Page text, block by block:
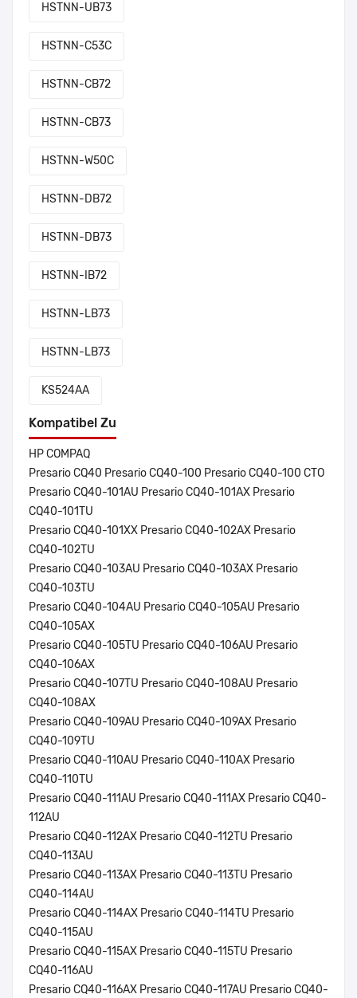
HSTNN-UB73
HSTNN-C53C
HSTNN-CB72
HSTNN-CB73
HSTNN-W50C
HSTNN-DB72
HSTNN-DB73
HSTNN-IB72
HSTNN-LB73
HSTNN-LB73
KS524AA
Kompatibel Zu
HP COMPAQ
Presario CQ40 Presario CQ40-100 Presario CQ40-100 CTO
Presario CQ40-101AU Presario CQ40-101AX Presario
CQ40-101TU
Presario CQ40-101XX Presario CQ40-102AX Presario
CQ40-102TU
Presario CQ40-103AU Presario CQ40-103AX Presario
CQ40-103TU
Presario CQ40-104AU Presario CQ40-105AU Presario
CQ40-105AX
Presario CQ40-105TU Presario CQ40-106AU Presario
CQ40-106AX
Presario CQ40-107TU Presario CQ40-108AU Presario
CQ40-108AX
Presario CQ40-109AU Presario CQ40-109AX Presario
CQ40-109TU
Presario CQ40-110AU Presario CQ40-110AX Presario
CQ40-110TU
Presario CQ40-111AU Presario CQ40-111AX Presario CQ40-
112AU
Presario CQ40-112AX Presario CQ40-112TU Presario
CQ40-113AU
Presario CQ40-113AX Presario CQ40-113TU Presario
CQ40-114AU
Presario CQ40-114AX Presario CQ40-114TU Presario
CQ40-115AU
Presario CQ40-115AX Presario CQ40-115TU Presario
CQ40-116AU
Presario CQ40-116AX Presario CQ40-117AU Presario CQ40-